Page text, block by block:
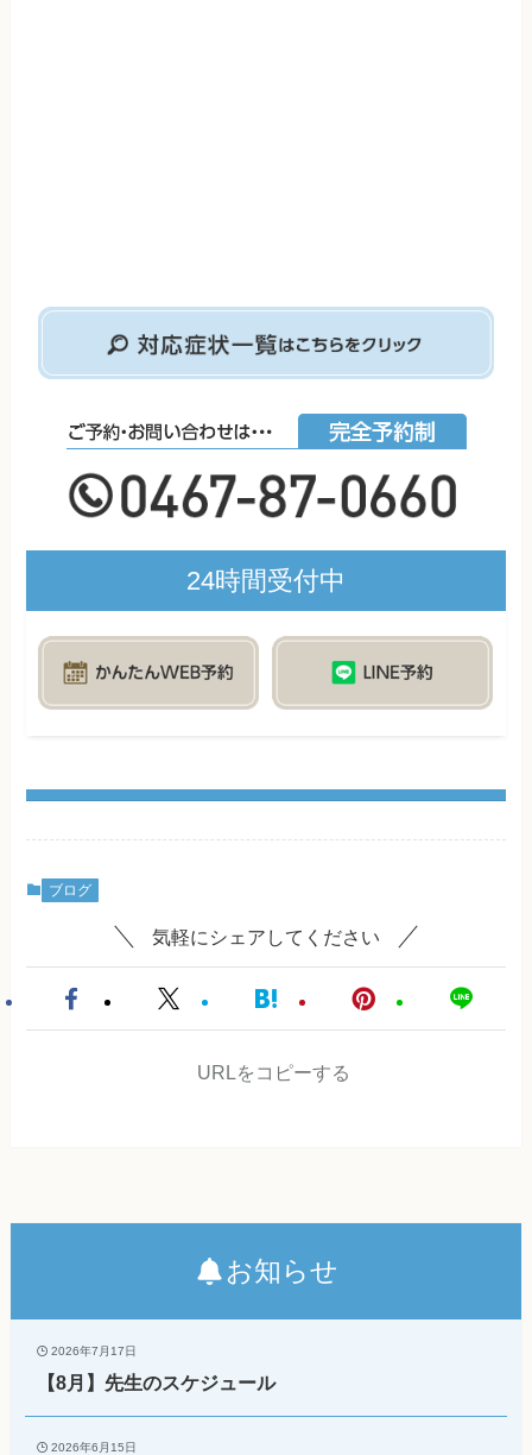
24時間受付中
ブログ
気軽にシェアしてください
URLをコピーする
お知らせ
2026年7月17日
【8月】先生のスケジュール
2026年6月15日